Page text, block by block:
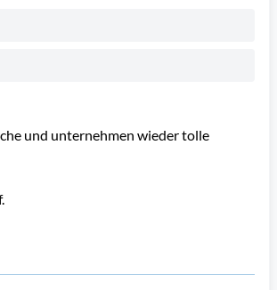
und unternehmen wieder tolle